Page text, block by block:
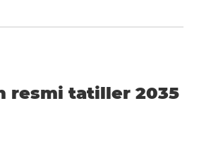
resmi tatiller 2035